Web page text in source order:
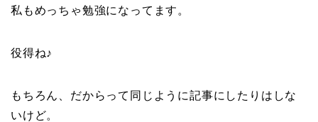
私もめっちゃ勉強になってます。
役得ね♪
もちろん、だからって同じように記事にしたりはしな
いけど。